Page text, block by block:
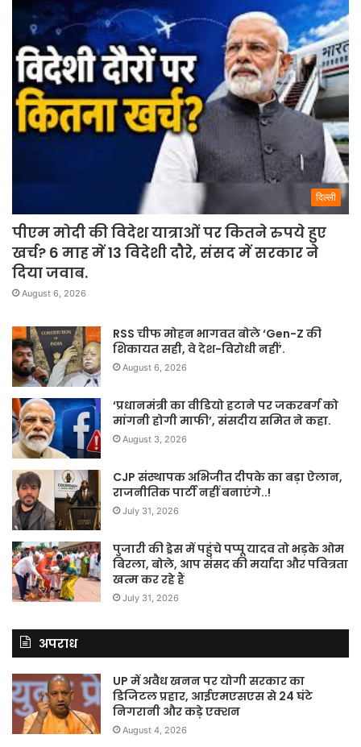
दिल्ली
पीएम मोदी की विदेश यात्राओं पर कितने रुपये हुए
खर्च? 6 माह में 13 विदेशी दौरे, संसद में सरकार ने
दिया जवाब.
August 6, 2026
RSS चीफ मोहन भागवत बोले ‘Gen-Z की
शिकायत सही, वे देश-विरोधी नहीं’.
August 6, 2026
‘प्रधानमंत्री का वीडियो हटाने पर जकरबर्ग को
मांगनी होगी माफी’, संसदीय समित ने कहा.
August 3, 2026
CJP संस्थापक अभिजीत दीपके का बड़ा ऐलान,
राजनीतिक पार्टी नहीं बनाएंगे..!
July 31, 2026
पुजारी की ड्रेस में पहुंचे पप्पू यादव तो भड़के ओम
बिरला, बोले, आप संसद की मर्यादा और पवित्रता
खत्म कर रहे हैं
July 31, 2026
अपराध
UP में अवैध खनन पर योगी सरकार का
डिजिटल प्रहार, आईएमएसएस से 24 घंटे
निगरानी और कड़े एक्शन
August 4, 2026